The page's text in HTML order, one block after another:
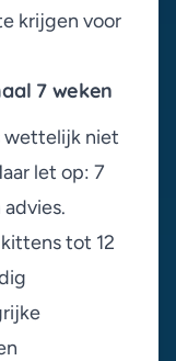
krijgen voor
7 weken
wettelijk niet
let op: 7
tot 12